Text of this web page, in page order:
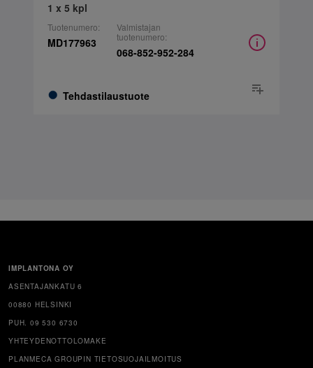
1 x 5 kpl
Tuotenumero:
MD177963
Tehdastilaustuote
Valmistajan
tuotenumero:
068-852-952-284
IMPLANTONA OY
ASENTAJANKATU 6
00880 HELSINKI
PUH. 09 530 6730
YHTEYDENOTTOLOMAKE
PLANMECA GROUPIN TIETOSUOJAILMOITUS